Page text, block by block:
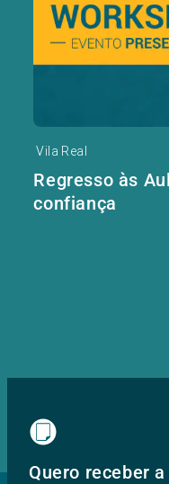
Vila Real
Regresso às
confiança
Quero receber